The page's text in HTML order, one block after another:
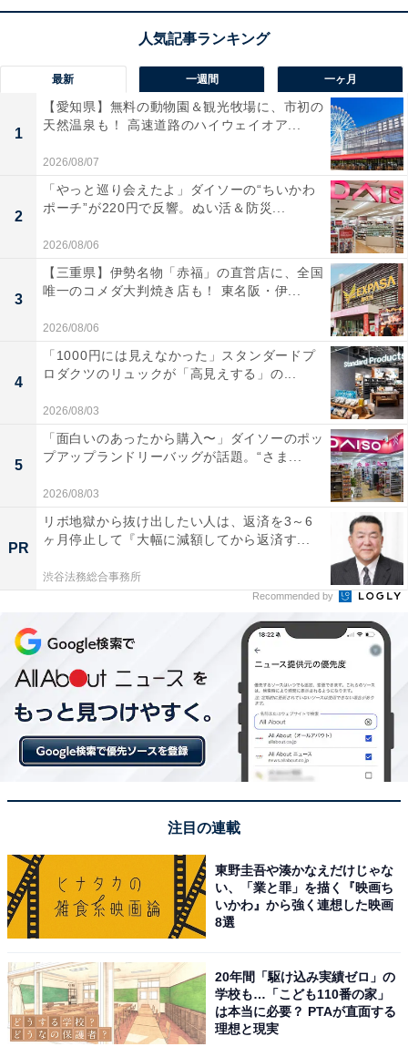
の宿です。
楽天トラベルの「5と0のつく日」キャンペーンと
は？
楽天トラベルでは、毎月5と0のつく日（5日・10日・15
日・20日・25日・30日）から48時間限定で特別キャンペ
ーンを実施。対象日にエントリー＆予約をすると、宿泊
料金が特別価格になるほか、ポイント還元率もアップし
ます。
さらに、キャンペーン対象施設の中には、期間限定のス
ペシャルプランや豪華特典が付く場合もあります。旅行
をお得に楽しみたい方は、ぜひこの機会を活用しましょ
う。
楽天トラベルでキャンペーンを見る
※掲載されている情報は記事公開時のものです。あらか
じめご了承ください。 また、記事中の宿泊プランを予約
すると、売上の一部がオールアバウトに還元されること
最新 一週間 一ヶ月
1
【愛知県】無料の動物園＆観光牧場に、市初の
天然温泉も！ 高速道路のハイウェイオア...
2026/08/07
2
「やっと巡り会えたよ」ダイソーの“ちいかわ
ポーチ”が220円で反響。ぬい活＆防災...
2026/08/06
3
【三重県】伊勢名物「赤福」の直営店に、全国
唯一のコメダ大判焼き店も！ 東名阪・伊...
2026/08/06
4
「1000円には見えなかった」スタンダードプ
ロダクツのリュックが「高見えする」の...
2026/08/03
5
「面白いのあったから購入〜」ダイソーのポッ
プアップランドリーバッグが話題。“さま...
2026/08/03
PR
リボ地獄から抜け出したい人は、返済を3～6
ヶ月停止して『大幅に減額してから返済す...
渋谷法務総合事務所
Recommended by
注目の連載
東野圭吾や湊かなえだけじゃな
い、「業と罪」を描く『映画ち
いかわ』から強く連想した映画
8選
20年間「駆け込み実績ゼロ」の
学校も…「こども110番の家」
は本当に必要？ PTAが直面する
理想と現実